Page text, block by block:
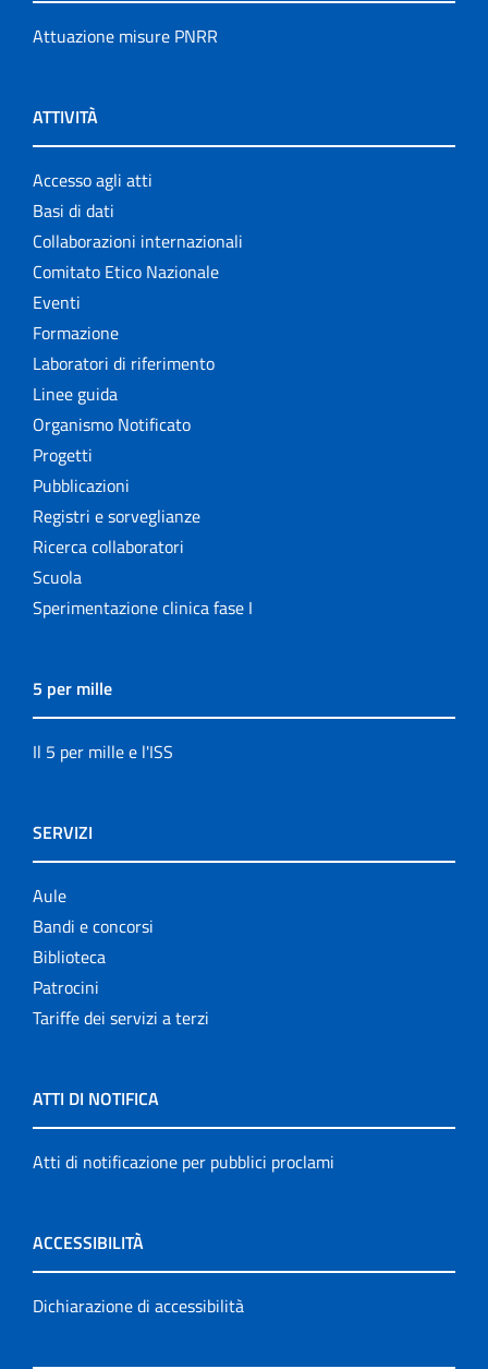
Attuazione misure PNRR
ATTIVITÀ
Accesso agli atti
Basi di dati
Collaborazioni internazionali
Comitato Etico Nazionale
Eventi
Formazione
Laboratori di riferimento
Linee guida
Organismo Notificato
Progetti
Pubblicazioni
Registri e sorveglianze
Ricerca collaboratori
Scuola
Sperimentazione clinica fase I
5 per mille
Il 5 per mille e l'ISS
SERVIZI
Aule
Bandi e concorsi
Biblioteca
Patrocini
Tariffe dei servizi a terzi
ATTI DI NOTIFICA
Atti di notificazione per pubblici proclami
ACCESSIBILITÀ
Dichiarazione di accessibilità